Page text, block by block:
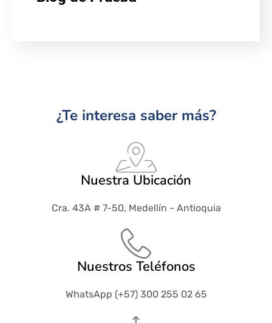
¿Te interesa saber más?
Nuestra Ubicación
Cra. 43A # 7-50, Medellín - Antioquia
Nuestros Teléfonos
WhatsApp (+57) 300 255 02 65